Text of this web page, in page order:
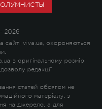
2026
сайті viva.ua, охороняються
в оригінальному розмірі
редакції
статей обсягом не
матеріалу, з
на джерело, а для